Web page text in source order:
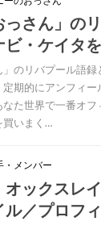
っさん」の
ビ・ケイタ
」のリバプール語
期的にアンフィ
なた世界で一番オ
買いまく…
・メンバー
オックスレ
ル／プロフ